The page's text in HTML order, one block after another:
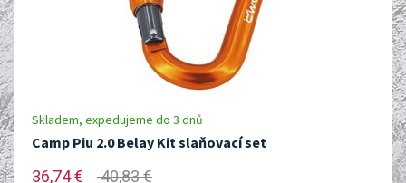
Skladem, expedujeme do 3 dnů
Camp Piu 2.0 Belay Kit slaňovací set
36,74 € 40,83 €